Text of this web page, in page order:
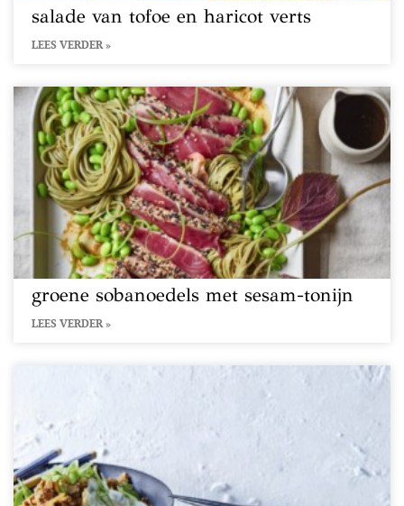
salade van tofoe en haricot verts
LEES VERDER »
groene sobanoedels met sesam-tonijn
LEES VERDER »